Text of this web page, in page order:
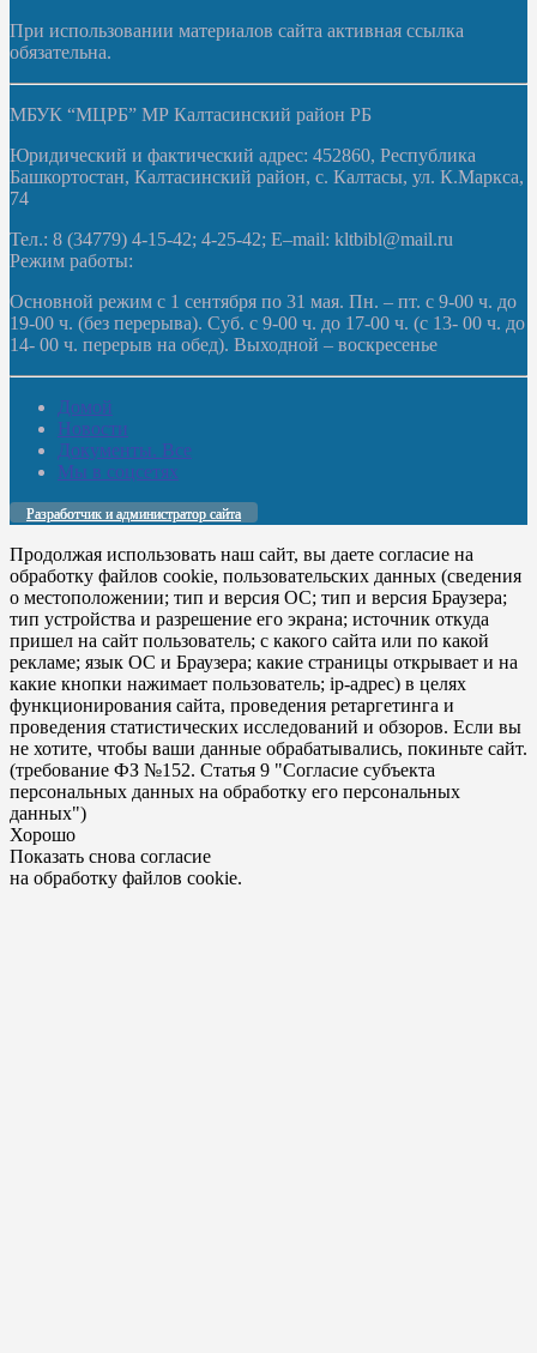
При использовании материалов сайта активная ссылка
обязательна.
МБУК “МЦРБ” МР Калтасинский район РБ
Юридический и фактический адрес: 452860, Республика
Башкортостан, Калтасинский район, с. Калтасы, ул. К.Маркса,
74
Тел.: 8 (34779) 4-15-42; 4-25-42; E–mail: kltbibl@mail.ru
Режим работы:
Основной режим с 1 сентября по 31 мая. Пн. – пт. с 9-00 ч. до
19-00 ч. (без перерыва). Суб. с 9-00 ч. до 17-00 ч. (с 13- 00 ч. до
14- 00 ч. перерыв на обед). Выходной – воскресенье
Домой
Новости
Документы. Все
Мы в соцсетях
Разработчик и администратор сайта
Продолжая использовать наш сайт, вы даете согласие на
обработку файлов cookie, пользовательских данных (сведения
о местоположении; тип и версия ОС; тип и версия Браузера;
тип устройства и разрешение его экрана; источник откуда
пришел на сайт пользователь; с какого сайта или по какой
рекламе; язык ОС и Браузера; какие страницы открывает и на
какие кнопки нажимает пользователь; ip-адрес) в целях
функционирования сайта, проведения ретаргетинга и
проведения статистических исследований и обзоров. Если вы
не хотите, чтобы ваши данные обрабатывались, покиньте сайт.
(требование ФЗ №152. Статья 9 "Согласие субъекта
персональных данных на обработку его персональных
данных")
Хорошо
Показать снова согласие
на обработку файлов cookie.